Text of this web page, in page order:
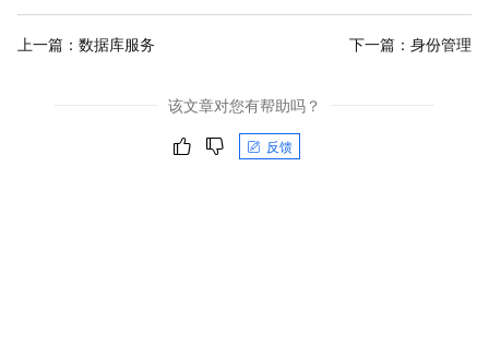
上一篇： 数据库服务 下一篇： 身份管理
该文章对您有帮助吗？
反馈